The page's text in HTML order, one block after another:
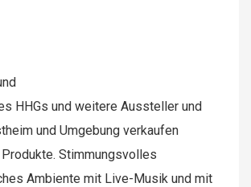
HHGs und weitere Aussteller und
und Umgebung verkaufen
Stimmungsvolles
Ambiente mit Live-Musik und mit